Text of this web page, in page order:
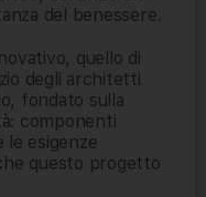
del benessere.
quello di
degli architetti
fondato sulla
componenti
esigenze
questo progetto